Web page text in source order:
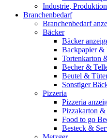
Industrie,
Branchenbedarf
Branchenbedarf
Bäcker
Bäcker
Backpapier &
Tortenkarton
Becher &
Beutel &
Sonstiger
Pizzeria
Pizzeria
Pizzakarton
Food to go
Besteck &